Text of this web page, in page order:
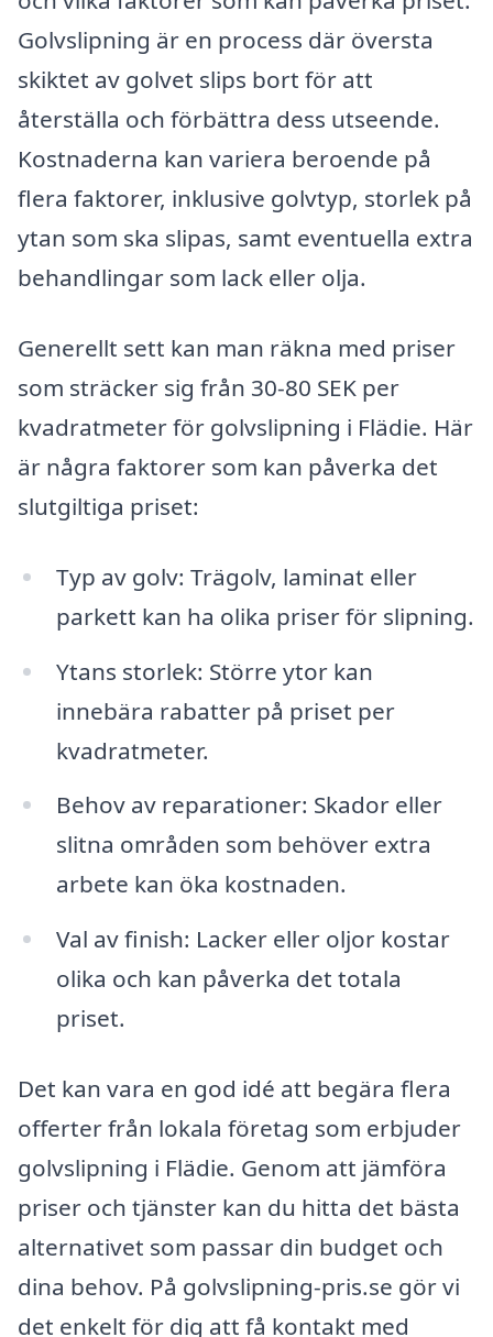
Golvslipning är en process där översta
skiktet av golvet slips bort för att
återställa och förbättra dess utseende.
Kostnaderna kan variera beroende på
flera faktorer, inklusive golvtyp, storlek på
ytan som ska slipas, samt eventuella extra
behandlingar som lack eller olja.
Generellt sett kan man räkna med priser
som sträcker sig från 30-80 SEK per
kvadratmeter för golvslipning i Flädie. Här
är några faktorer som kan påverka det
slutgiltiga priset:
Typ av golv: Trägolv, laminat eller
parkett kan ha olika priser för slipning.
Ytans storlek: Större ytor kan
innebära rabatter på priset per
kvadratmeter.
Behov av reparationer: Skador eller
slitna områden som behöver extra
arbete kan öka kostnaden.
Val av finish: Lacker eller oljor kostar
olika och kan påverka det totala
priset.
Det kan vara en god idé att begära flera
offerter från lokala företag som erbjuder
golvslipning i Flädie. Genom att jämföra
priser och tjänster kan du hitta det bästa
alternativet som passar din budget och
dina behov. På golvslipning-pris.se gör vi
det enkelt för dig att få kontakt med